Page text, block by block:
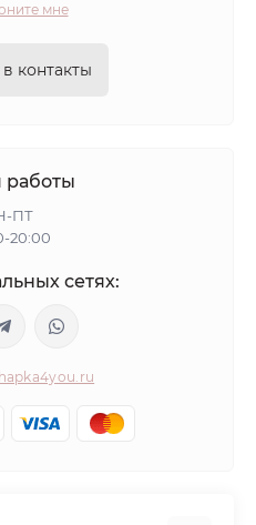
мне
контакты
работы
ПТ
20:00
сетях: